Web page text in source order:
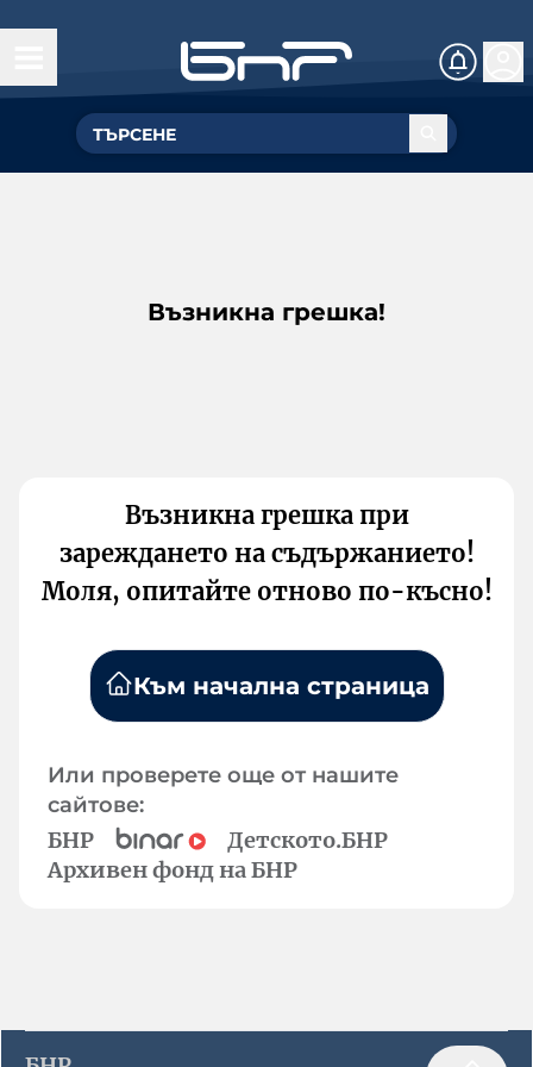
Възникна грешка!
Възникна грешка при
зареждането на съдържанието!
Моля, опитайте отново по-късно!
Към начална страница
Или проверете още от нашите
сайтове:
БНР
Детското.БНР
Архивен фонд на БНР